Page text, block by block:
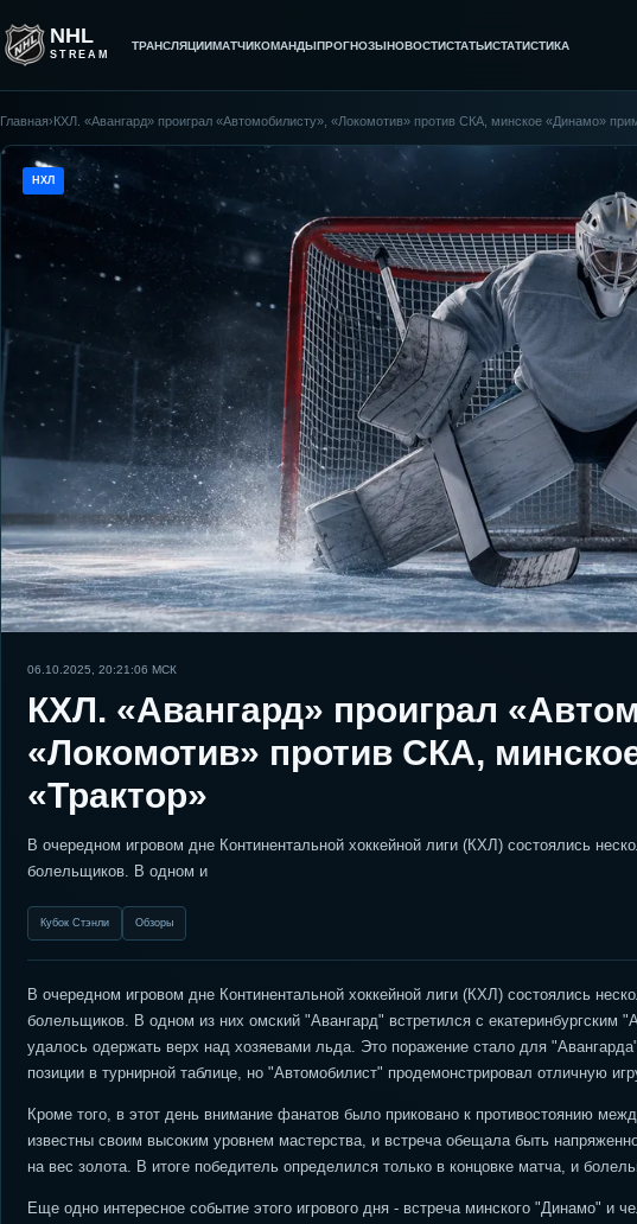
NHL
STREAM
ТРАНСЛЯЦИИМАТЧИКОМАНДЫПРОГНОЗЫНОВОСТИСТАТЬИСТАТИСТИКА
Главная›КХЛ. «Авангард» проиграл «Автомобилисту», «Локомотив» против СКА, минское «Динамо»
НХЛ
06.10.2025, 20:21:06 МСК
КХЛ. «Авангард» проиграл
«Локомотив» против СКА,
«Трактор»
В очередном игровом дне Континентальной хоккейной лиги (КХЛ) состоялись
болельщиков. В одном и
Кубок Стэнли Обзоры
В очередном игровом дне Континентальной хоккейной лиги (КХЛ) состоялись
болельщиков. В одном из них омский "Авангард" встретился с екатеринбургским
удалось одержать верх над хозяевами льда. Это поражение стало для
позиции в турнирной таблице, но "Автомобилист" продемонстрировал отличную
Кроме того, в этот день внимание фанатов было приковано к противостоянию
известны своим высоким уровнем мастерства, и встреча обещала быть
на вес золота. В итоге победитель определился только в концовке матча, и
Еще одно интересное событие этого игрового дня - встреча минского "Динамо" и